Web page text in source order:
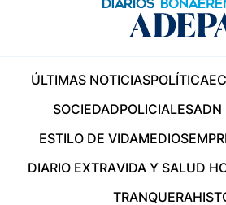
ÚLTIMAS NOTICIASPOLÍTICA
SOCIEDADPOLICIALESADN
ESTILO DE VIDAMEDIOS
DIARIO EXTRAVIDA Y SALUD
TRANQUERA